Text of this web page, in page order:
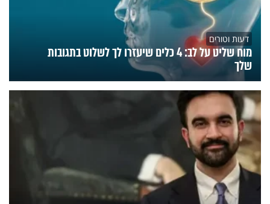
דעות וטורים
מוח שליט על לב: 4 כלים שיעזרו לך לשלוט בתגובות
שלך